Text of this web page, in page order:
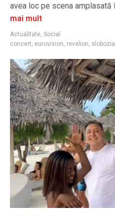
avea loc pe scena amplasată
mai mult
Actualitate, Social
concert, eurovision, revelion, slobozia